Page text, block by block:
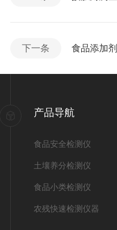
下一条 食品添加
产品导航
食品安全检测仪
土壤养分检测仪
食品小类检测仪
农残快速检测仪器